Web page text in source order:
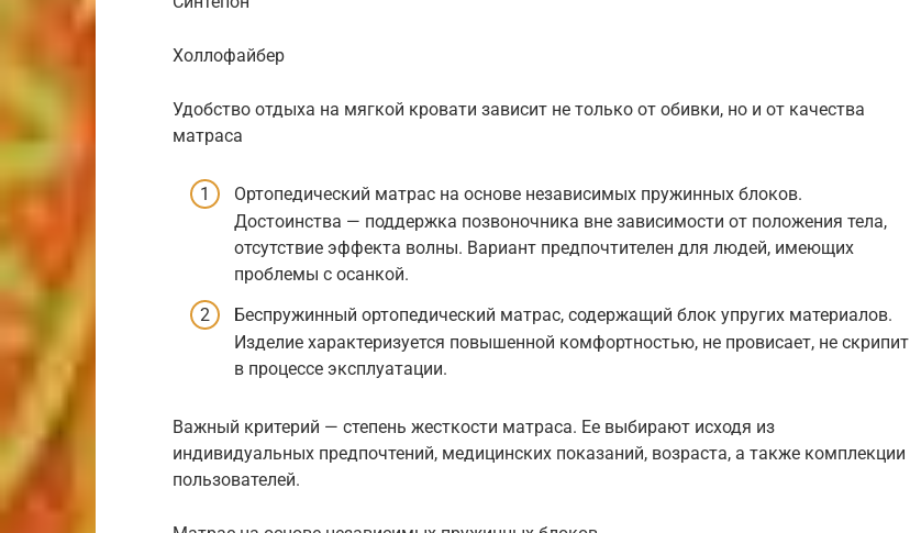
Холлофайбер
Удобство отдыха на мягкой кровати зависит не только от обивки, но и от качества
матраса
Ортопедический матрас на основе независимых пружинных блоков.
Достоинства — поддержка позвоночника вне зависимости от положения тела,
отсутствие эффекта волны. Вариант предпочтителен для людей, имеющих
проблемы с осанкой.
Беспружинный ортопедический матрас, содержащий блок упругих материалов.
Изделие характеризуется повышенной комфортностью, не провисает, не скрипит
в процессе эксплуатации.
Важный критерий — степень жесткости матраса. Ее выбирают исходя из
индивидуальных предпочтений, медицинских показаний, возраста, а также комплекции
пользователей.